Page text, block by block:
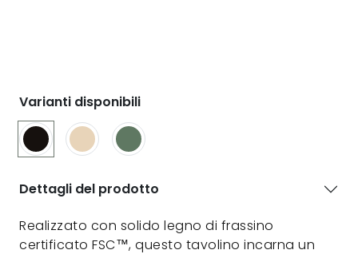
Varianti disponibili
Dettagli del prodotto
Realizzato con solido legno di frassino
certificato FSC™, questo tavolino incarna un